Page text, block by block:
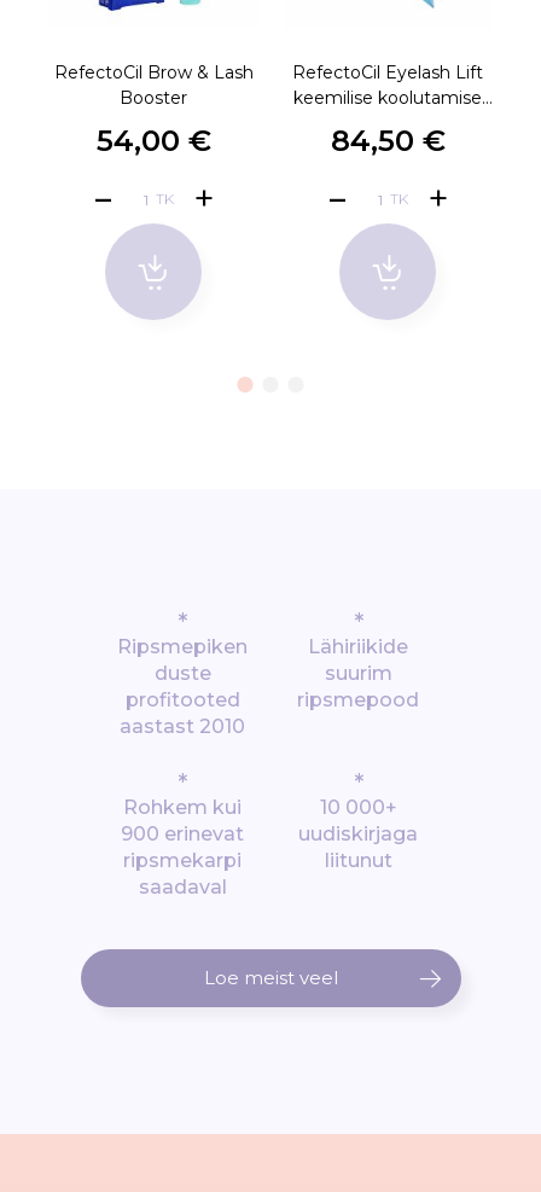
RefectoCil Brow & Lash
Booster
54,00 €
TK
RefectoCil Eyelash Lift
keemilise koolutamise
84,50 €
TK
*
Ripsmepiken
duste
profitooted
aastast 2010
*
Lähiriikide
suurim
ripsmepood
*
Rohkem kui
900 erinevat
ripsmekarpi
saadaval
*
10 000+
uudiskirjaga
liitunut
Loe meist veel